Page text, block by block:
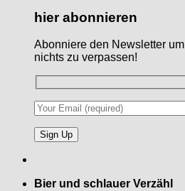
hier abonnieren
Abonniere den Newsletter um
nichts zu verpassen!
Bier und schlauer Verzähl